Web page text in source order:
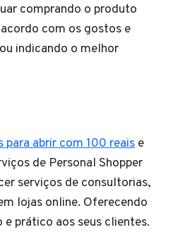
comprando o produto
com os gostos e
indicando o melhor
para abrir com 100 reais e
de Personal Shopper
serviços de consultorias,
lojas online. Oferecendo
prático aos seus clientes.